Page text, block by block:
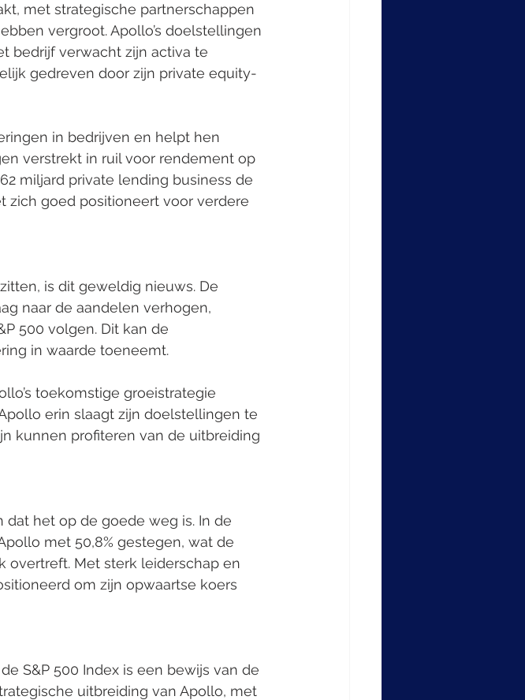
met strategische partnerschappen
vergroot. Apollo’s doelstellingen
bedrijf verwacht zijn activa te
gedreven door zijn private equity-
in bedrijven en helpt hen
verstrekt in ruil voor rendement op
miljard private lending business de
zich goed positioneert voor verdere
is dit geweldig nieuws. De
naar de aandelen verhogen,
500 volgen. Dit kan de
in waarde toeneemt.
toekomstige groeistrategie
erin slaagt zijn doelstellingen te
kunnen profiteren van de uitbreiding
het op de goede weg is. In de
met 50,8% gestegen, wat de
overtreft. Met sterk leiderschap en
om zijn opwaartse koers
S&P 500 Index is een bewijs van de
uitbreiding van Apollo, met